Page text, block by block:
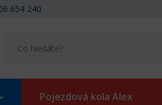
654 240
Pojezdová kola Alex